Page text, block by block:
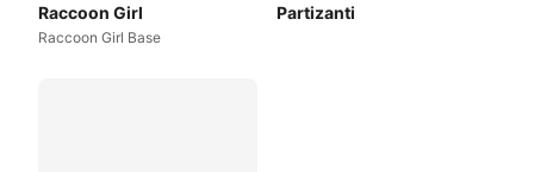
Raccoon Girl
Raccoon Girl Base
Partizanti